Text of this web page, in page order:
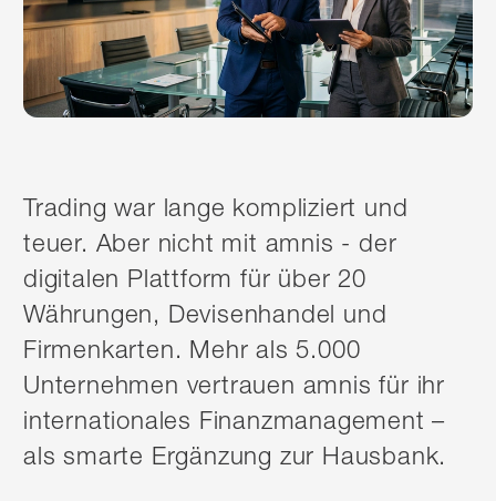
Trading war lange kompliziert und
teuer. Aber nicht mit amnis - der
digitalen Plattform für über 20
Währungen, Devisenhandel und
Firmenkarten. Mehr als 5.000
Unternehmen vertrauen amnis für ihr
internationales Finanzmanagement –
als smarte Ergänzung zur Hausbank.